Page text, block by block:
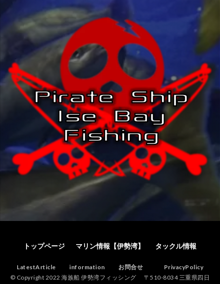
トップページ マリン情報【伊勢湾】 タックル情報
LatestArticle information お問合せ
PrivacyPolicy
© Copyright 2022 海族船 伊勢湾フィッシング 〒510-8034 三重県四日